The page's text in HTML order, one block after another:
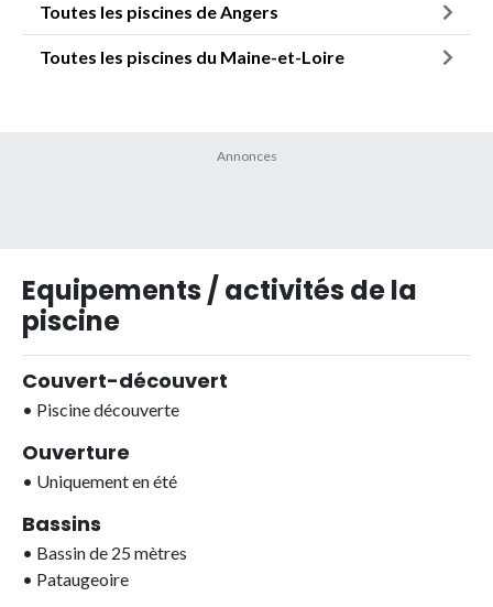
Toutes les piscines de Angers
Toutes les piscines du Maine-et-Loire
Equipements / activités de la
piscine
Couvert-découvert
• Piscine découverte
Ouverture
• Uniquement en été
Bassins
• Bassin de 25 mètres
• Pataugeoire